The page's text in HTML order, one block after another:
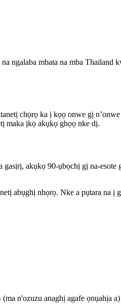
ngalaba mbata na mba Thailand
chọrọ ka ị kọọ onwe gị
maka ịkọ akụkọ ghọọ nke dị.
akụkọ 90-ụbọchị gị na-esote
abụghị nhọrọ. Nke a pụtara na ị
n'ozuzu anaghị agafe ọnụahịa a)